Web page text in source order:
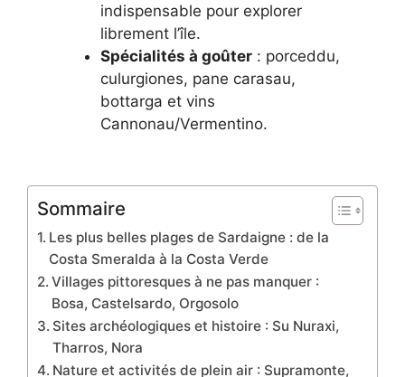
indispensable pour explorer
librement l’île.
Spécialités à goûter : porceddu,
culurgiones, pane carasau,
bottarga et vins
Cannonau/Vermentino.
Sommaire
Les plus belles plages de Sardaigne : de la
Costa Smeralda à la Costa Verde
Villages pittoresques à ne pas manquer :
Bosa, Castelsardo, Orgosolo
Sites archéologiques et histoire : Su Nuraxi,
Tharros, Nora
Nature et activités de plein air : Supramonte,